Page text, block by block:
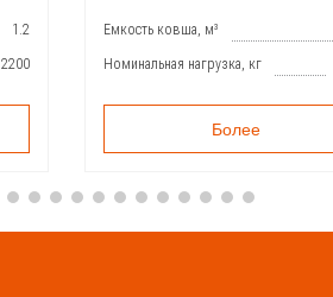
1.2
2200
Емкость ковша, м³
Номинальная нагрузка, кг
Более